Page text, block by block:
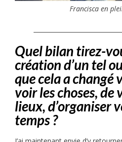
Francisca en
Quel bilan tirez-
création d’un tel
que cela a changé
voir les choses, de
lieux, d’organiser
temps ?